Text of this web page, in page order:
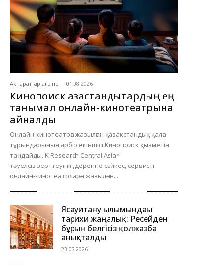
Ақпараттар ағыны 01.08.2026
Кинопоиск қазақстандықтардың ең
танымал онлайн-кинотеатрына
айналды
Онлайн-кинотеатрға жазылған қазақстандық қала
тұрғындарының әрбір екіншісі Кинопоиск қызметін
таңдайды. K Research Central Asia*
тәуелсіз зерттеуінің дерегіне сәйкес, сервисті
онлайн-кинотеатрларға жазылған...
Ясауитану ғылымындағы
тарихи жаңалық: Ресейден
бұрын белгісіз қолжазба
анықталды
23.07.2026